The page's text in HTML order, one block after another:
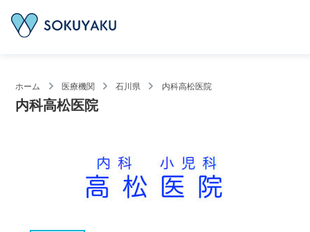
ホーム 医療機関 石川県 内科高松医院
内科高松医院